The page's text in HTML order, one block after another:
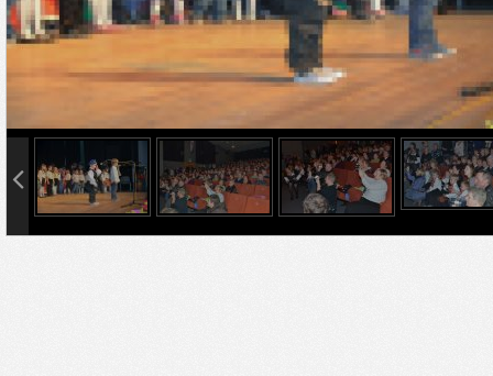
info heading
info content